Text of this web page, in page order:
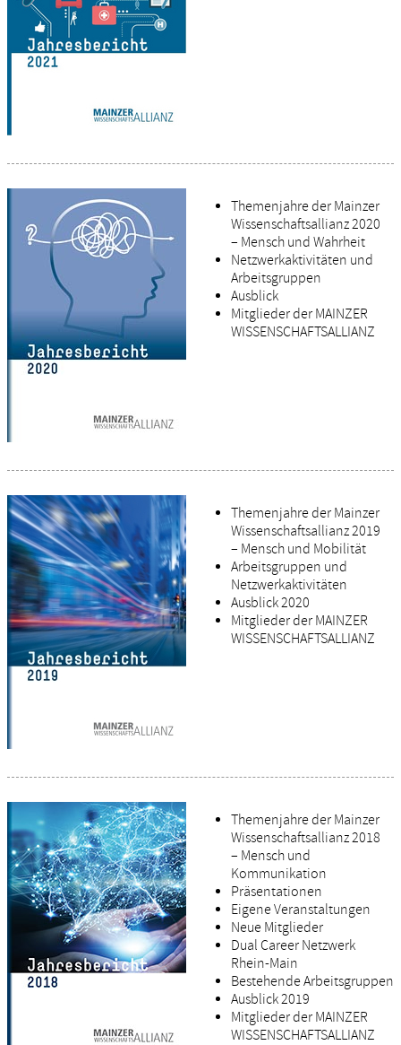
Themenjahre der Mainzer
Wissenschaftsallianz 2020
– Mensch und Wahrheit
Netzwerkaktivitäten und
Arbeitsgruppen
Ausblick
Mitglieder der MAINZER
WISSENSCHAFTSALLIANZ
Themenjahre der Mainzer
Wissenschaftsallianz 2019
– Mensch und Mobilität
Arbeitsgruppen und
Netzwerkaktivitäten
Ausblick 2020
Mitglieder der MAINZER
WISSENSCHAFTSALLIANZ
Themenjahre der Mainzer
Wissenschaftsallianz 2018
– Mensch und
Kommunikation
Präsentationen
Eigene Veranstaltungen
Neue Mitglieder
Dual Career Netzwerk
Rhein-Main
Bestehende Arbeitsgruppen
Ausblick 2019
Mitglieder der MAINZER
WISSENSCHAFTSALLIANZ